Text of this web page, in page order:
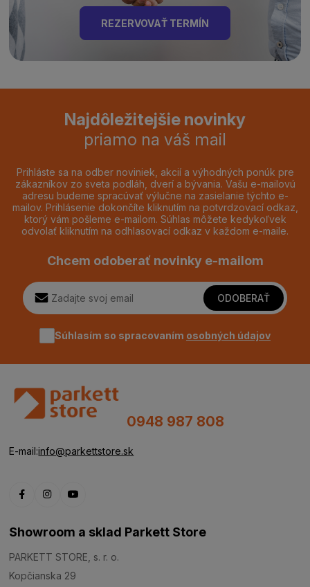
REZERVOVAŤ TERMÍN
Najdôležitejšie novinky
priamo na váš mail
Prihláste sa na odber noviniek, akcií a výhodných ponúk pre
zákazníkov zo sveta podláh, dverí a bývania. Vašu e-mailovú
adresu budeme spracúvať výlučne na zasielanie týchto e-
mailov. Prihlásenie dokončíte kliknutím na potvrdzovací odkaz,
ktorý vám pošleme e-mailom. Súhlas môžete kedykoľvek
odvolať kliknutím na odhlasovací odkaz v každom e-maile.
Chcem odoberať novinky e-mailom
ODOBERAŤ
Súhlasím so spracovaním osobných údajov
0948 987 808
E-mail:info@parkettstore.sk
Showroom a sklad Parkett Store
PARKETT STORE, s. r. o.
Kopčianska 29